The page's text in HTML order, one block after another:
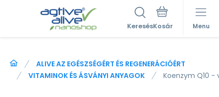
Keresés Menu
ALIVE AZ EGÉSZSÉGÉRT ÉS REGENERÁCIÓÉRT
VITAMINOK ÉS ÁSVÁNYI ANYAGOK
Koenzym Q10 -